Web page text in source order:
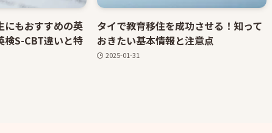
にもおすすめの英
検S-CBT違いと特
タイで教育移住を成功させる！知って
おきたい基本情報と注意点
2025-01-31